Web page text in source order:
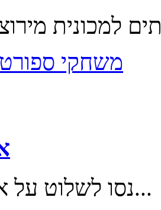
משחקי ספורט
נסו לשלוט על אופנוע ים...